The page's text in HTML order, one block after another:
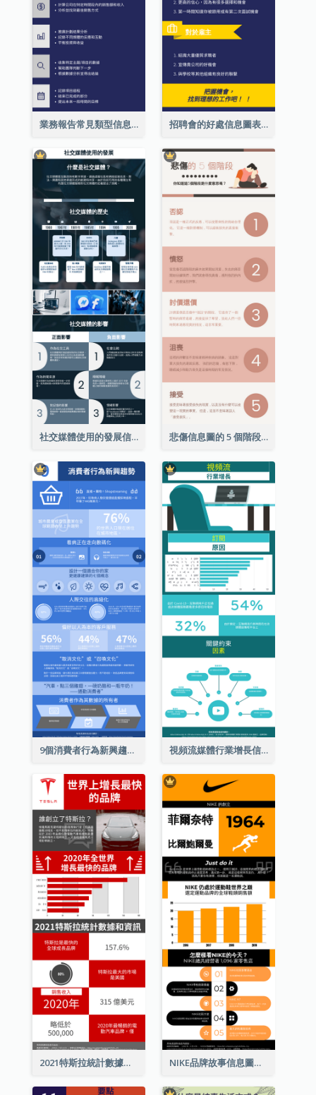
業務報告常見類型信息圖表 招聘會的好處信息圖表
社交媒體使用的發展信息圖表 悲傷信息圖的 5 個階段（附解釋）
9個消費者行為新興趨勢信息圖表 視頻流媒體行業增長信息圖表
2021特斯拉統計數據和資訊信息圖表 NIKE品牌故事信息圖表